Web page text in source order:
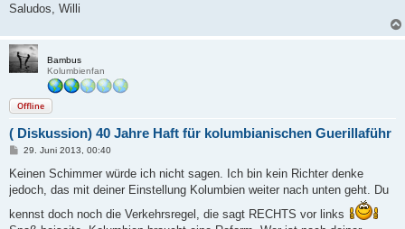
Saludos, Willi
Bambus
Kolumbienfan
Offline
( Diskussion) 40 Jahre Haft für kolumbianischen Guerillaführ
B
i
r
g
29. Juni 2013, 00:40
Keinen Schimmer würde ich nicht sagen. Ich bin kein Richter denke
jedoch, das mit deiner Einstellung Kolumbien weiter nach unten geht. Du
kennst doch noch die Verkehrsregel, die sagt RECHTS vor links